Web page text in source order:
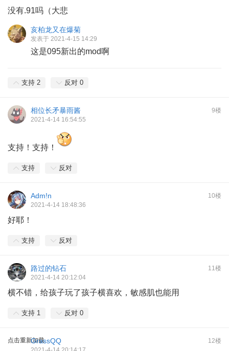
没有.91吗（大悲
亥柏龙又在爆菊
发表于 2021-4-15 14:29
这是095新出的mod啊
支持 2 反对 0
9楼
相位长矛暴雨酱
2021-4-14 16:54:55
支持！支持！
支持 反对
10楼
Adm!n
2021-4-14 18:48:36
好耶！
支持 反对
11楼
路过的钻石
2021-4-14 20:12:04
横不错，给孩子玩了孩子横喜欢，敏感肌也能用
支持 1 反对 0
点击重新加载 12楼
GrassQQ